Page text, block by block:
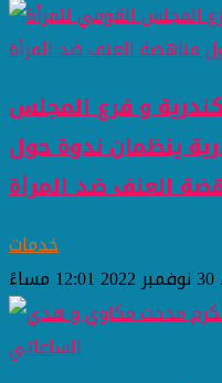
و فرع المجلس
ينظمان ندوة حول
العنف ضد المرأة
خدمات